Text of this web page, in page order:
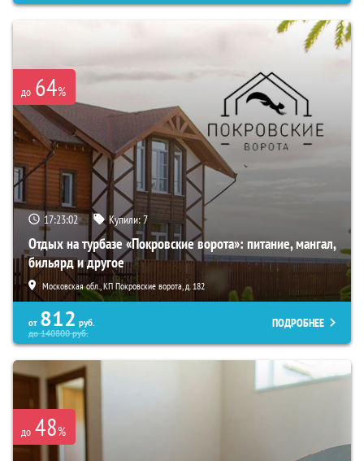
до 64%
17:23:02 Купили:7
Отдых на турбазе «Покровские ворота»: питание, мангал,
бильярд и другое
Московская обл., КП Покровские ворота, д. 182
от 812 руб.
до140800руб.
ПОДРОБНЕЕ
до 48%